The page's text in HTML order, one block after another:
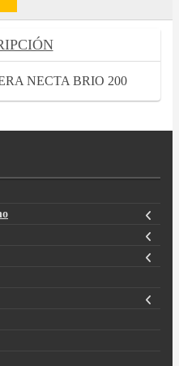
NECTA BRIO 200